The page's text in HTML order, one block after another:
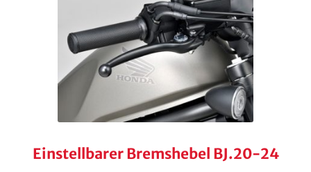
Einstellbarer Bremshebel BJ.20-24